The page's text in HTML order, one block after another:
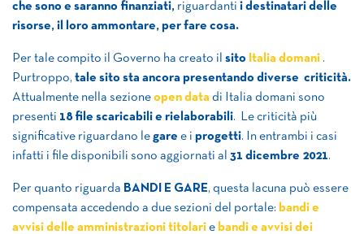
che sono e saranno finanziati, riguardanti i destinatari delle
risorse, il loro ammontare, per fare cosa.
Per tale compito il Governo ha creato il sito Italia domani .
Purtroppo, tale sito sta ancora presentando diverse criticità.
Attualmente nella sezione open data di Italia domani sono
presenti 18 file scaricabili e rielaborabili. Le criticità più
significative riguardano le gare e i progetti. In entrambi i casi
infatti i file disponibili sono aggiornati al 31 dicembre 2021.
Per quanto riguarda BANDI E GARE, questa lacuna può essere
compensata accedendo a due sezioni del portale: bandi e
avvisi delle amministrazioni titolari e bandi e avvisi dei